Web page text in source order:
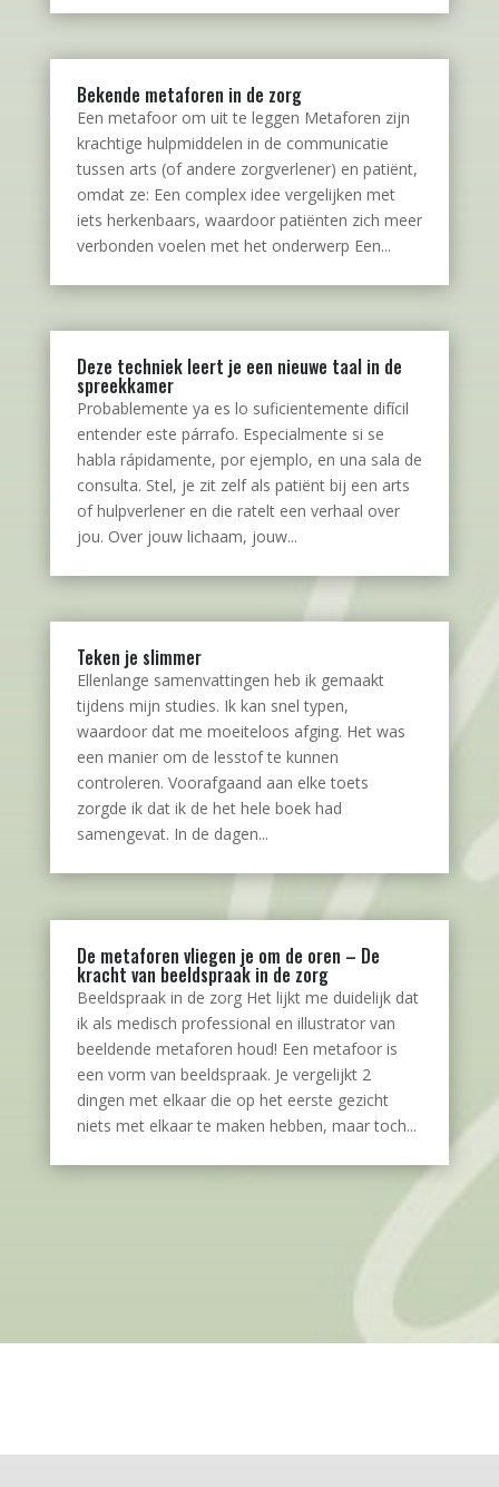
Bekende metaforen in de zorg
Een metafoor om uit te leggen Metaforen zijn
krachtige hulpmiddelen in de communicatie
tussen arts (of andere zorgverlener) en patiënt,
omdat ze: Een complex idee vergelijken met
iets herkenbaars, waardoor patiënten zich meer
verbonden voelen met het onderwerp Een...
Deze techniek leert je een nieuwe taal in de
spreekkamer
Probablemente ya es lo suficientemente difícil
entender este párrafo. Especialmente si se
habla rápidamente, por ejemplo, en una sala de
consulta. Stel, je zit zelf als patiënt bij een arts
of hulpverlener en die ratelt een verhaal over
jou. Over jouw lichaam, jouw...
Teken je slimmer
Ellenlange samenvattingen heb ik gemaakt
tijdens mijn studies. Ik kan snel typen,
waardoor dat me moeiteloos afging. Het was
een manier om de lesstof te kunnen
controleren. Voorafgaand aan elke toets
zorgde ik dat ik de het hele boek had
samengevat. In de dagen...
De metaforen vliegen je om de oren – De
kracht van beeldspraak in de zorg
Beeldspraak in de zorg Het lijkt me duidelijk dat
ik als medisch professional en illustrator van
beeldende metaforen houd! Een metafoor is
een vorm van beeldspraak. Je vergelijkt 2
dingen met elkaar die op het eerste gezicht
niets met elkaar te maken hebben, maar toch...